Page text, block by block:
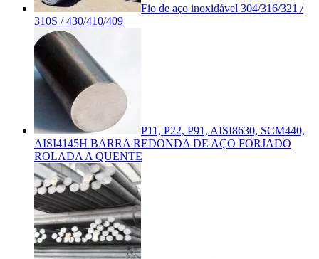
Fio de aço inoxidável 304/316/321 /
310S / 430/410/409
P11, P22, P91, AISI8630, SCM440,
AISI4145H BARRA REDONDA DE AÇO FORJADO
ROLADA A QUENTE